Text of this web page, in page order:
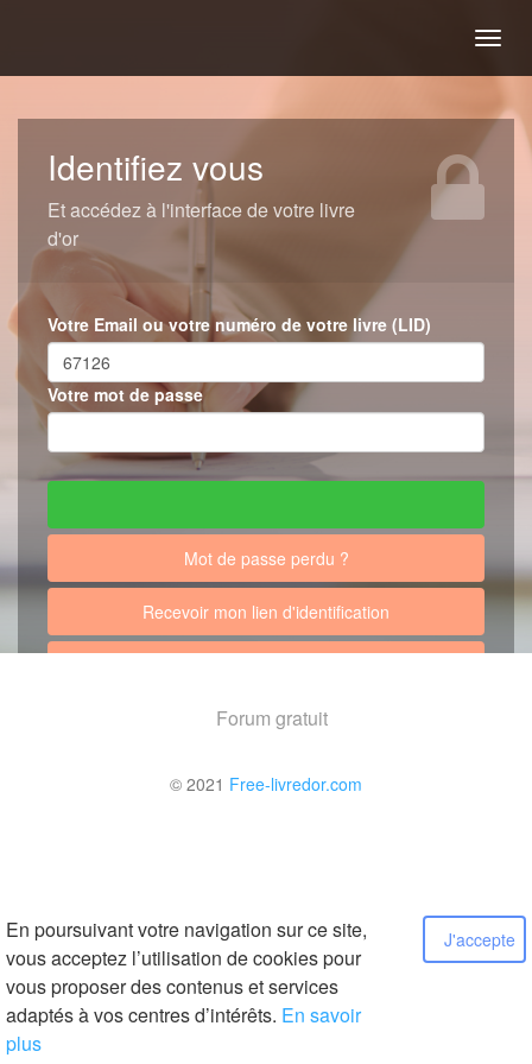
En poursuivant votre navigation sur ce site,
vous acceptez l’utilisation de cookies pour
vous proposer des contenus et services
adaptés à vos centres d’intérêts. En savoir
plus
J'accepte
Identifiez vous
Et accédez à l'interface de votre livre
d'or
Votre Email ou votre numéro de votre livre (LID)
Votre mot de passe
Mot de passe perdu ?
Recevoir mon lien d'identification
Forum gratuit
© 2021 Free-livredor.com